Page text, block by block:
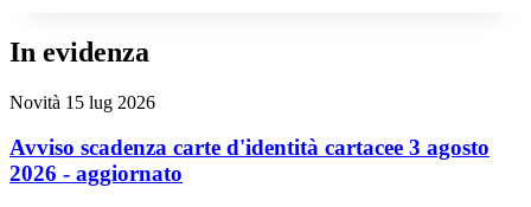
In evidenza
Novità 15 lug 2026
Avviso scadenza carte d'identità cartacee 3 agosto
2026 - aggiornato